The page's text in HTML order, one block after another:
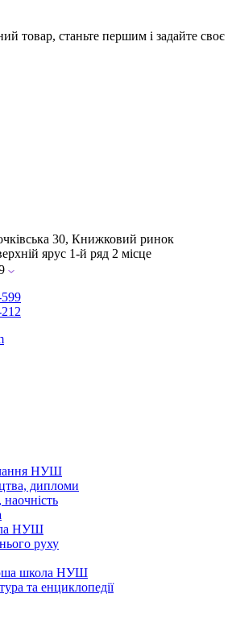
товар, станьте першим і задайте своє
30, Книжковий ринок
ярус 1-й ряд 2 місце
НУШ
дипломи
НУШ
руху
школа НУШ
та енциклопедії